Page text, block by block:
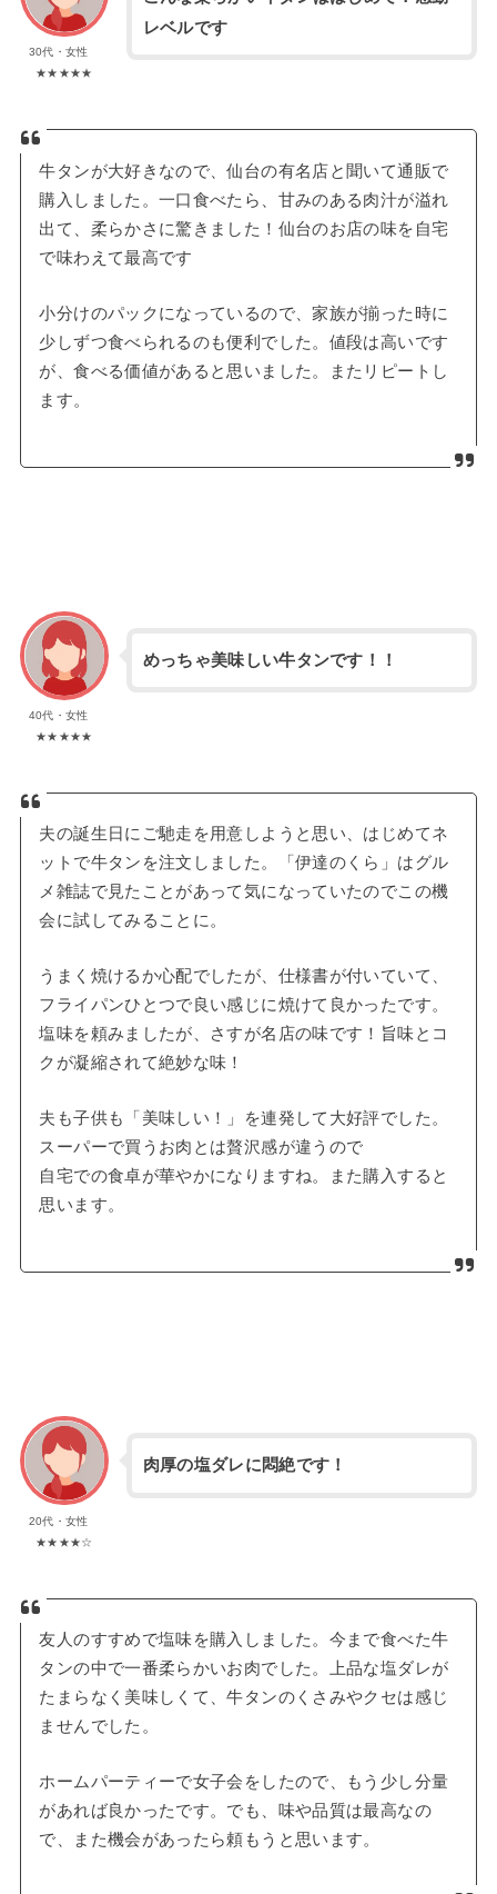
30代・女性
★★★★★
レベルです
牛タンが大好きなので、仙台の有名店と聞いて通販で
購入しました。一口食べたら、甘みのある肉汁が溢れ
出て、柔らかさに驚きました！仙台のお店の味を自宅
で味わえて最高です
小分けのパックになっているので、家族が揃った時に
少しずつ食べられるのも便利でした。値段は高いです
が、食べる価値があると思いました。またリピートし
ます。
40代・女性
★★★★★
めっちゃ美味しい牛タンです！！
夫の誕生日にご馳走を用意しようと思い、はじめてネ
ットで牛タンを注文しました。「伊達のくら」はグル
メ雑誌で見たことがあって気になっていたのでこの機
会に試してみることに。
うまく焼けるか心配でしたが、仕様書が付いていて、
フライパンひとつで良い感じに焼けて良かったです。
塩味を頼みましたが、さすが名店の味です！旨味とコ
クが凝縮されて絶妙な味！
夫も子供も「美味しい！」を連発して大好評でした。
スーパーで買うお肉とは贅沢感が違うので
自宅での食卓が華やかになりますね。また購入すると
思います。
20代・女性
★★★★☆
肉厚の塩ダレに悶絶です！
友人のすすめで塩味を購入しました。今まで食べた牛
タンの中で一番柔らかいお肉でした。上品な塩ダレが
たまらなく美味しくて、牛タンのくさみやクセは感じ
ませんでした。
ホームパーティーで女子会をしたので、もう少し分量
があれば良かったです。でも、味や品質は最高なの
で、また機会があったら頼もうと思います。